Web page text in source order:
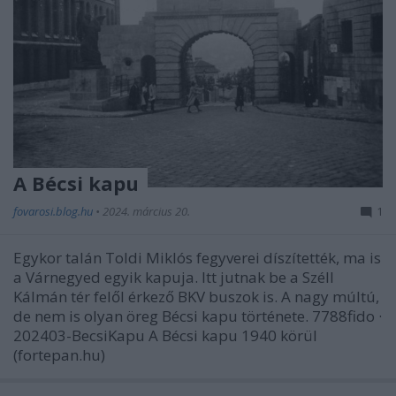
A Bécsi kapu
fovarosi.blog.hu • 2024. március 20. 1
Egykor talán Toldi Miklós fegyverei díszítették, ma is
a Várnegyed egyik kapuja. Itt jutnak be a Széll
Kálmán tér felől érkező BKV buszok is. A nagy múltú,
de nem is olyan öreg Bécsi kapu története. 7788fido ·
202403-BecsiKapu A Bécsi kapu 1940 körül
(fortepan.hu)